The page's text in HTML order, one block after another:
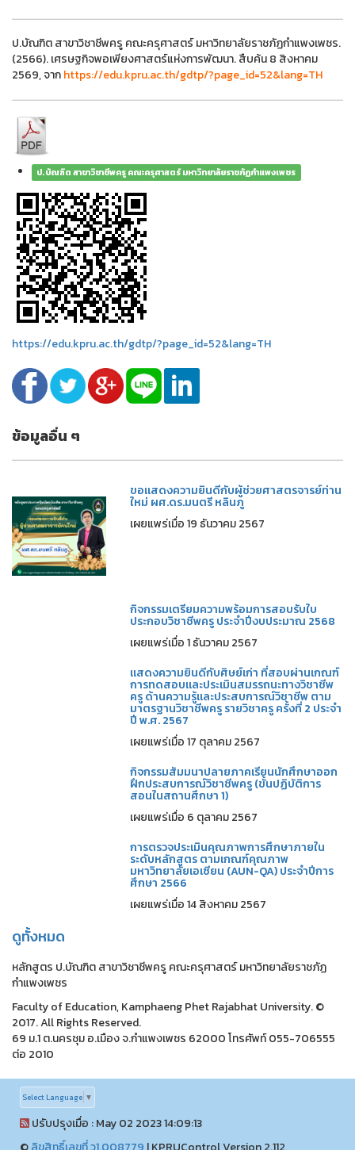
ป.บัณฑิต สาขาวิชาชีพครู คณะครุศาสตร์ มหาวิทยาลัยราชภัฏกำแพงเพชร.
(2566). เศรษฐกิจพอเพียงศาสตร์แห่งการพัฒนา. สืบค้น 8 สิงหาคม
2569, จากhttps://edu.kpru.ac.th/gdtp/?page_id=52&lang=TH
ป.บัณฑิต สาขาวิชาชีพครู คณะครุศาสตร์ มหาวิทยาลัยราชภัฏกำแพงเพชร
https://edu.kpru.ac.th/gdtp/?page_id=52&lang=TH
ข้อมูลอื่น ๆ
ขอแสดงความยินดีกับผู้ช่วยศาสตรจารย์ท่าน
ใหม่ ผศ.ดร.มนตรี หลินภู
เผยแพร่เมื่อ 19 ธันวาคม 2567
กิจกรรมเตรียมความพร้อมการสอบรับใบ
ประกอบวิชาชีพครู ประจำปีงบประมาณ 2568
เผยแพร่เมื่อ 1 ธันวาคม 2567
แสดงความยินดีกับศิษย์เก่า ที่สอบผ่านเกณฑ์
การทดสอบและประเมินสมรรถนะทางวิชาชีพ
ครู ด้านความรู้และประสบการณ์วิชาชีพ ตาม
มาตรฐานวิชาชีพครู รายวิชาครู ครั้งที่ 2 ประจำ
ปี พ.ศ. 2567
เผยแพร่เมื่อ 17 ตุลาคม 2567
กิจกรรมสัมมนาปลายภาคเรียนนักศึกษาออก
ฝึกประสบการณ์วิชาชีพครู (ขั้นปฏิบัติการ
สอนในสถานศึกษา 1)
เผยแพร่เมื่อ 6 ตุลาคม 2567
การตรวจประเมินคุณภาพการศึกษาภายใน
ระดับหลักสูตร ตามเกณฑ์คุณภาพ
มหาวิทยาลัยเอเซียน (AUN-QA) ประจำปีการ
ศึกษา 2566
เผยแพร่เมื่อ 14 สิงหาคม 2567
ดูทั้งหมด
หลักสูตร ป.บัณฑิต สาขาวิชาชีพครู คณะครุศาสตร์ มหาวิทยาลัยราชภัฏ
กำแพงเพชร
Faculty of Education, Kamphaeng Phet Rajabhat University. ©
2017. All Rights Reserved.
69 ม.1 ต.นครชุม อ.เมือง จ.กำแพงเพชร 62000 โทรศัพท์ 055-706555
ต่อ 2010
Select Language ▼
ปรับปรุงเมื่อ : May 02 2023 14:09:13